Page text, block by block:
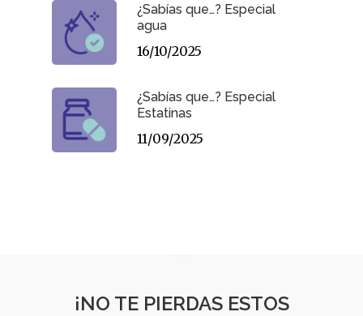
¿Sabías que…? Especial
agua
16/10/2025
¿Sabías que…? Especial
Estatinas
11/09/2025
¡NO TE PIERDAS ESTOS